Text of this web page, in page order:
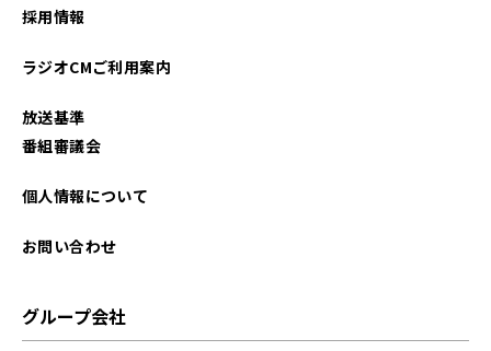
採用情報
ラジオCMご利用案内
放送基準
番組審議会
個人情報について
お問い合わせ
グループ会社